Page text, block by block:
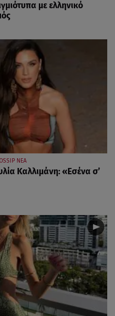
με ελληνικό
ΝΕΑ
Καλλιμάνη: «Εσένα σ’